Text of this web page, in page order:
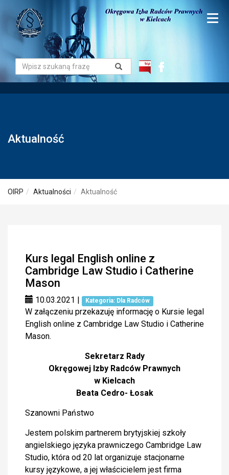
Aktualność
OIRP Aktualności Aktualność
Kurs legal English online z
Cambridge Law Studio i Catherine
Mason
10.03.2021 | Kategoria: Dla Radców
W załączeniu przekazuję informację o Kursie legal
English online z Cambridge Law Studio i Catherine
Mason.
Sekretarz Rady
Okręgowej Izby Radców Prawnych
w Kielcach
Beata Cedro- Łosak
Szanowni Państwo
Jestem polskim partnerem brytyjskiej szkoły
angielskiego języka prawniczego Cambridge Law
Studio, która od 20 lat organizuje stacjonarne
kursy językowe, a jej właścicielem jest firma